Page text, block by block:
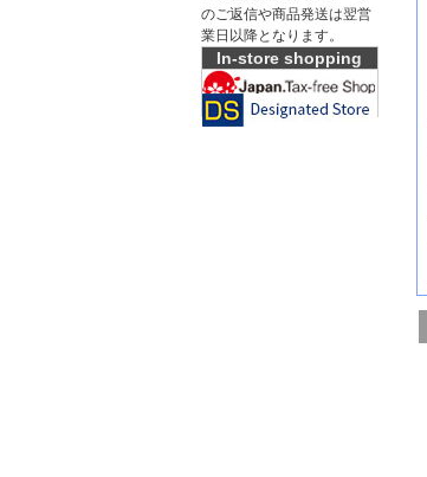
のご返信や商品発送は翌営
業日以降となります。
In-store shopping